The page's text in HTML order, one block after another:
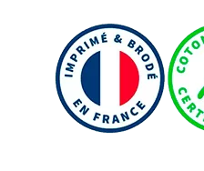
meilleure
dentiste
monde